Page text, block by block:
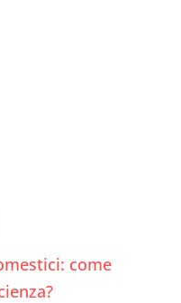
come